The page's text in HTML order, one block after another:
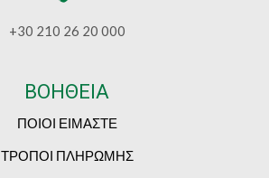
+30 210 26 20 000
ΒΟΗΘΕΙΑ
ΠΟΙΟΙ ΕΙΜΑΣΤΕ
ΤΡΟΠΟΙ ΠΛΗΡΩΜΗΣ